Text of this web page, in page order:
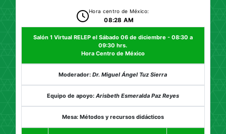
Hora centro de México:
08:28 AM
Salón 1 Virtual RELEP el Sábado 06 de diciembre - 08:30 a
09:30 hrs.
Hora Centro de México
Moderador:Dr. Miguel Ángel Tuz Sierra
Equipo de apoyo: Arisbeth Esmeralda Paz Reyes
Mesa: Métodos y recursos didácticos